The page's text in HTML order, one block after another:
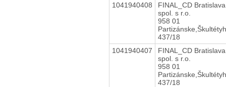
1041940408
FINAL_CD Bratislava
spol. s r.o.
958 01
437/18
1041940407
FINAL_CD Bratislava
spol. s r.o.
958 01
437/18